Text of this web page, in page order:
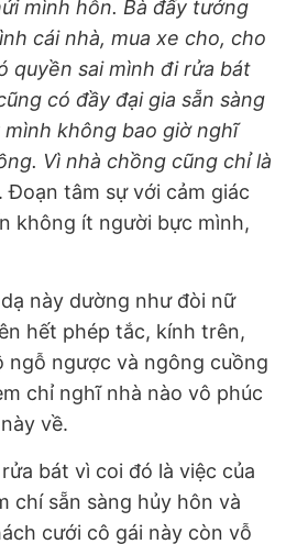
mình hỗn. Bà đấy tưởng
cái nhà, mua xe cho, cho
quyền sai mình đi rửa bát
có đầy đại gia sẵn sàng
không bao giờ nghĩ
Vì nhà chồng cũng chỉ là
Đoạn tâm sự với cảm giác
không ít người bực mình,
này dường như đòi nữ
hết phép tắc, kính trên,
ngỗ ngược và ngông cuồng
chỉ nghĩ nhà nào vô phúc
về.
bát vì coi đó là việc của
chí sẵn sàng hủy hôn và
cưới cô gái này còn vỗ